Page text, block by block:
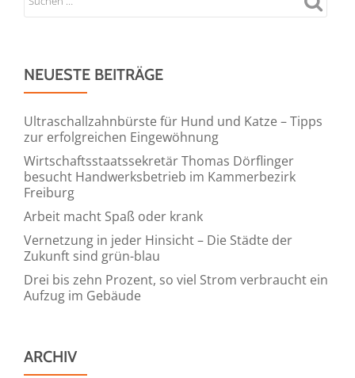
NEUESTE BEITRÄGE
Ultraschallzahnbürste für Hund und Katze – Tipps
zur erfolgreichen Eingewöhnung
Wirtschaftsstaatssekretär Thomas Dörflinger
besucht Handwerksbetrieb im Kammerbezirk
Freiburg
Arbeit macht Spaß oder krank
Vernetzung in jeder Hinsicht – Die Städte der
Zukunft sind grün-blau
Drei bis zehn Prozent, so viel Strom verbraucht ein
Aufzug im Gebäude
ARCHIV